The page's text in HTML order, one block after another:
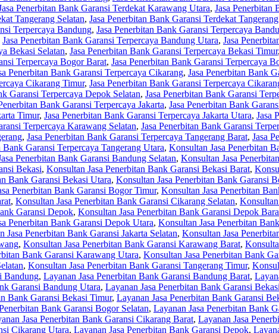
Penerbitan Bank Garansi Terdekat Karawang Utara, Jasa Penerbitan
Tangerang Selatan, Jasa Penerbitan Bank Garansi Terdekat
Terpercaya Bandung, Jasa Penerbitan Bank Garansi Terpercaya
Jasa Penerbitan Bank Garansi Terpercaya Bandung Utara, Jasa
Bekasi Selatan, Jasa Penerbitan Bank Garansi Terpercaya Bekasi Timur,
Terpercaya Bogor Barat, Jasa Penerbitan Bank Garansi Terpercaya
Penerbitan Bank Garansi Terpercaya Cikarang, Jasa Penerbitan Bank
Cikarang Timur, Jasa Penerbitan Bank Garansi Terpercaya
Garansi Terpercaya Depok Selatan, Jasa Penerbitan Bank Garansi
Bank Garansi Terpercaya Jakarta, Jasa Penerbitan Bank
Timur, Jasa Penerbitan Bank Garansi Terpercaya Jakarta Utara, Jasa
Terpercaya Karawang Selatan, Jasa Penerbitan Bank Garansi
, Jasa Penerbitan Bank Garansi Terpercaya Tangerang Barat, Jasa
Bank Garansi Terpercaya Tangerang Utara, Konsultan Jasa Penerbitan
Penerbitan Bank Garansi Bandung Selatan, Konsultan Jasa
Bekasi, Konsultan Jasa Penerbitan Bank Garansi Bekasi Barat,
Bank Garansi Bekasi Utara, Konsultan Jasa Penerbitan Bank Garansi
Penerbitan Bank Garansi Bogor Timur, Konsultan Jasa Penerbitan
, Konsultan Jasa Penerbitan Bank Garansi Cikarang Selatan,
Garansi Depok, Konsultan Jasa Penerbitan Bank Garansi Depok
Penerbitan Bank Garansi Depok Utara, Konsultan Jasa Penerbitan
Jasa Penerbitan Bank Garansi Jakarta Selatan, Konsultan Jasa
, Konsultan Jasa Penerbitan Bank Garansi Karawang Barat,
Bank Garansi Karawang Utara, Konsultan Jasa Penerbitan Bank
, Konsultan Jasa Penerbitan Bank Garansi Tangerang Timur,
Bandung, Layanan Jasa Penerbitan Bank Garansi Bandung Barat,
Garansi Bandung Utara, Layanan Jasa Penerbitan Bank Garansi
Bank Garansi Bekasi Timur, Layanan Jasa Penerbitan Bank Garansi
Bank Garansi Bogor Selatan, Layanan Jasa Penerbitan Bank
Jasa Penerbitan Bank Garansi Cikarang Barat, Layanan Jasa
Cikarang Utara, Layanan Jasa Penerbitan Bank Garansi Depok,